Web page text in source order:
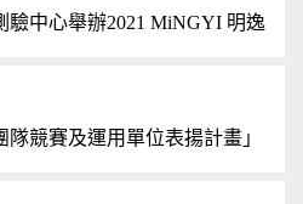
驗中心舉辦2021 MiNGYI 明逸「
競賽及運用單位表揚計畫」